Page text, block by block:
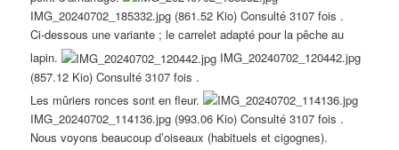
IMG_20240702_185332.jpg (861.52 Kio) Consulté 3107 fois .
Ci-dessous une variante ; le carrelet adapté pour la pêche au
lapin.
IMG_20240702_120442.jpg
(857.12 Kio) Consulté 3107 fois .
Les mûriers ronces sont en fleur.
IMG_20240702_114136.jpg (993.06 Kio) Consulté 3107 fois .
Nous voyons beaucoup d’oiseaux (habituels et cigognes).